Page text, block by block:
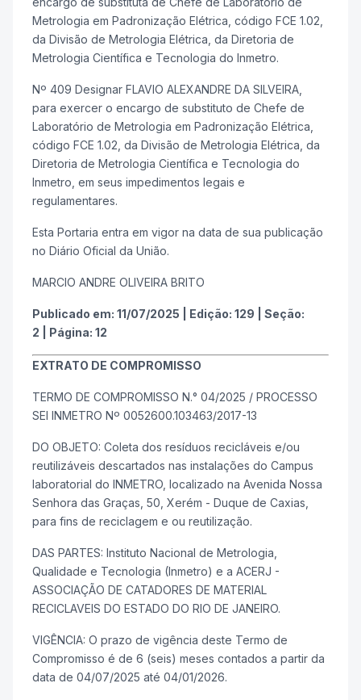
Metrologia em Padronização Elétrica, código FCE 1.02,
da Divisão de Metrologia Elétrica, da Diretoria de
Metrologia Científica e Tecnologia do Inmetro.
Nº 409 Designar FLAVIO ALEXANDRE DA SILVEIRA,
para exercer o encargo de substituto de Chefe de
Laboratório de Metrologia em Padronização Elétrica,
código FCE 1.02, da Divisão de Metrologia Elétrica, da
Diretoria de Metrologia Científica e Tecnologia do
Inmetro, em seus impedimentos legais e
regulamentares.
Esta Portaria entra em vigor na data de sua publicação
no Diário Oficial da União.
MARCIO ANDRE OLIVEIRA BRITO
Publicado em: 11/07/2025 Edição: 129
Seção:
2
Página: 12
EXTRATO DE COMPROMISSO
TERMO DE COMPROMISSO N.° 04/2025 / PROCESSO
SEI INMETRO Nº 0052600.103463/2017-13
DO OBJETO: Coleta dos resíduos recicláveis e/ou
reutilizáveis descartados nas instalações do Campus
laboratorial do INMETRO, localizado na Avenida Nossa
Senhora das Graças, 50, Xerém - Duque de Caxias,
para fins de reciclagem e ou reutilização.
DAS PARTES: Instituto Nacional de Metrologia,
Qualidade e Tecnologia (Inmetro) e a ACERJ -
ASSOCIAÇÃO DE CATADORES DE MATERIAL
RECICLAVEIS DO ESTADO DO RIO DE JANEIRO.
VIGÊNCIA: O prazo de vigência deste Termo de
Compromisso é de 6 (seis) meses contados a partir da
data de 04/07/2025 até 04/01/2026.